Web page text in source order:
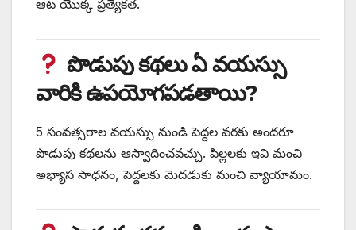
ఆట యొక్క ప్రత్యేకత.
పొడుపు కథలు ఏ వయస్సు
వారికి ఉపయోగపడతాయి?
5 సంవత్సరాల వయస్సు నుండి పెద్దల వరకు అందరూ
పొడుపు కథలను ఆస్వాదించవచ్చు. పిల్లలకు ఇవి మంచి
అభ్యాస సాధనం, పెద్దలకు మెదడుకు మంచి వ్యాయామం.